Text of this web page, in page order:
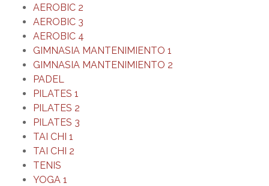
AEROBIC 2
AEROBIC 3
AEROBIC 4
GIMNASIA MANTENIMIENTO 1
GIMNASIA MANTENIMIENTO 2
PADEL
PILATES 1
PILATES 2
PILATES 3
TAI CHI 1
TAI CHI 2
TENIS
YOGA 1